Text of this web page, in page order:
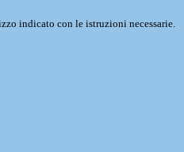
indicato con le istruzioni necessarie.